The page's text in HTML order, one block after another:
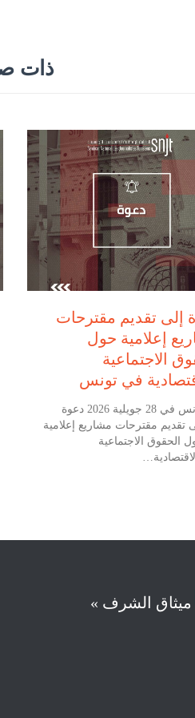
ذات
إلى تقديم مقترحات
إعلامية حول
الاجتماعية
في تونس
تونس في 28 جويلية 2026 دعوة
تقديم مقترحات مشاريع إعلامية
الحقوق الاجتماعية
ميثاق الشرف »